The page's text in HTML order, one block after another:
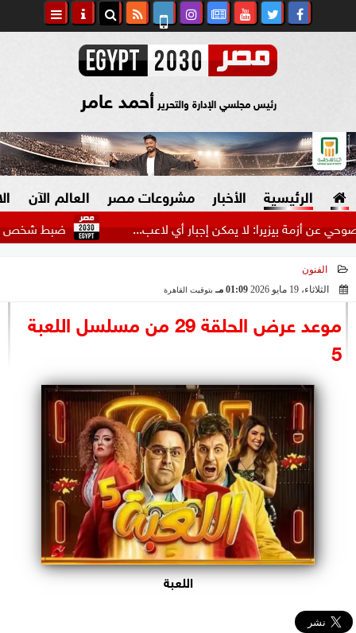
رئيس مجلسي الإدارة والتحرير أحمد عامر
الرئيسية الأخبار
السياسة
الرئاسة
البرلمان
الوزارات
الأحزاب
مشروعات مصر العالم الآن
ضبط شخص انتحل بيزيرا: لا يمكن إجبار أي لاعب...
الفنون
الثلاثاء، 19 مايو 2026
01:09 مـ بتوقيت القاهرة
موعد عرض الحلقة 29 من مسلسل اللعبة
5
اللعبة